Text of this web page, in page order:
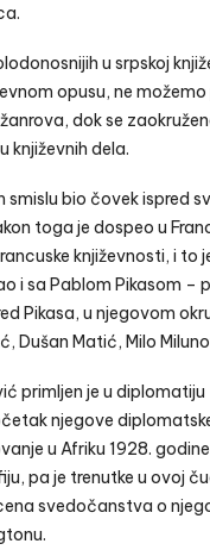
u srpskoj
opusu, ne
dok se
književnih dela.
smislu bio čovek ispred
toga je dospeo u
književnosti, i
i sa Pablom Pikasom –
Pikasa, u njegovom
Dušan Matić, Milo
primljen je u
njegove
u Afriku 1928.
pa je trenutke u ovoj
svedočanstva o